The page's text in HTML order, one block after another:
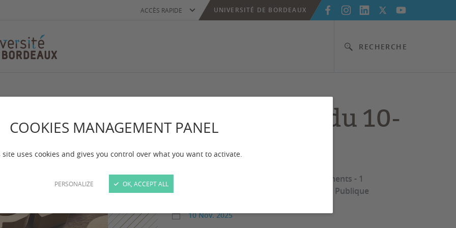
COOKIES MANAGEMENT PANEL
site uses cookies and gives you control over what you want to activate.
PERSONALIZE OK, ACCEPT ALL
RECHERCHE
ACCÈS RAPIDE UNIVERSITÉ DE BORDEAUX
Soutenances du 10-
11-2025
1 soutenance à ED Sciences et environnements - 1
soutenance à ED Sociétés, Politique, Santé Publique
10 Nov. 2025